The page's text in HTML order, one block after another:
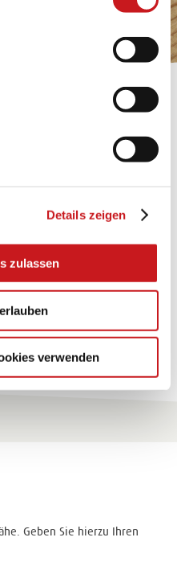
Hier geht’s zum
Details zeigen
zulassen
verwenden
und für viele
Geben Sie hierzu Ihren